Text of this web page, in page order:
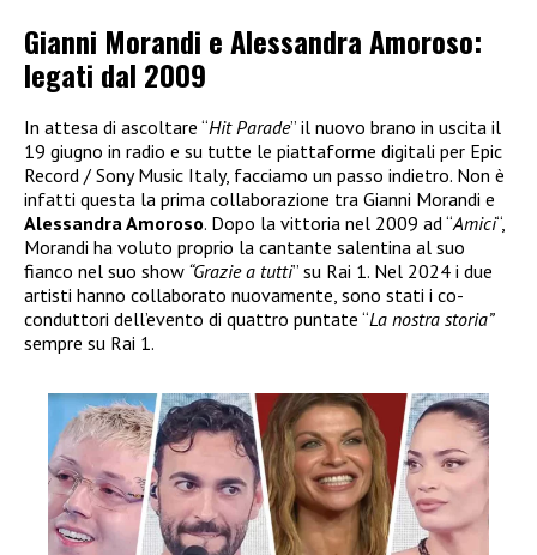
Gianni Morandi e Alessandra Amoroso:
legati dal 2009
In attesa di ascoltare “Hit Parade” il nuovo brano in uscita il
19 giugno in radio e su tutte le piattaforme digitali per Epic
Record / Sony Music Italy, facciamo un passo indietro. Non è
infatti questa la prima collaborazione tra Gianni Morandi e
Alessandra Amoroso. Dopo la vittoria nel 2009 ad “Amici“,
Morandi ha voluto proprio la cantante salentina al suo
fianco nel suo show “Grazie a tutti” su Rai 1. Nel 2024 i due
artisti hanno collaborato nuovamente, sono stati i co-
conduttori dell’evento di quattro puntate “La nostra storia”
sempre su Rai 1.